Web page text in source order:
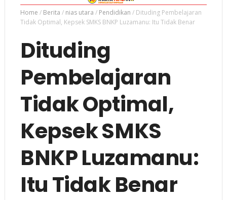
Home / Berita / nias utara / Pendidikan / Dituding Pembelajaran
Tidak Optimal, Kepsek SMKS BNKP Luzamanu: Itu Tidak Benar
Dituding
Pembelajaran
Tidak Optimal,
Kepsek SMKS
BNKP Luzamanu:
Itu Tidak Benar